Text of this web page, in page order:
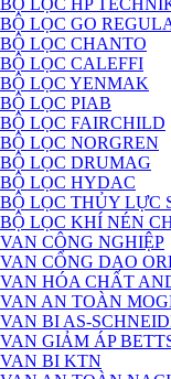
BỘ LỌC HP
BỘ LỌC GO
BỘ LỌC CHANTO
BỘ LỌC CALEFFI
BỘ LỌC YENMAK
BỘ LỌC PIAB
BỘ LỌC FAIRCHILD
BỘ LỌC NORGREN
BỘ LỌC DRUMAG
BỘ LỌC HYDAC
BỘ LỌC THỦY LỰC
BỘ LỌC KHÍ NÉN
VAN CÔNG NGHIỆP
VAN CỔNG DAO
VAN HÓA CHẤT
VAN AN TOÀN
VAN BI AS-
VAN GIẢM ÁP
VAN BI KTN